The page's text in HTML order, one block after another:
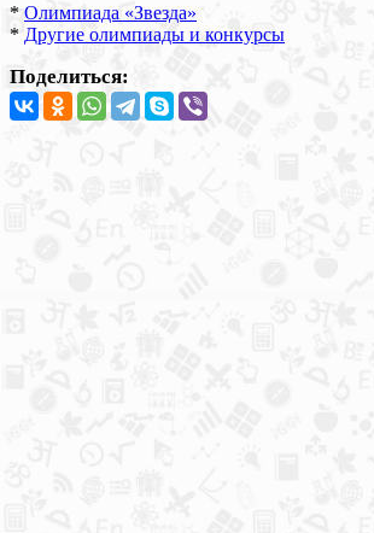
* Олимпиада «Звезда»
* Другие олимпиады и конкурсы
Поделиться: